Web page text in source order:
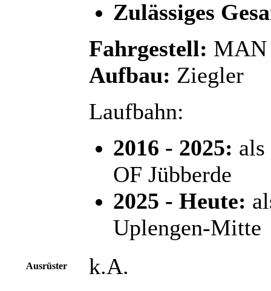
Zulässiges
Fahrgestell: MAN
Aufbau: Ziegler
Laufbahn:
2016 - 2025:
OF Jübberde
2025 - Heute:
Uplengen-Mitte
Ausrüster k.A.